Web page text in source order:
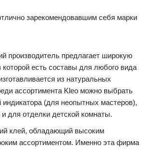
зарекомендовавшим себя марки
производитель предлагает широкую
которой есть составы для любого вида
из натуральных
ассортимента Kleo можно выбрать
индикатора (для неопытных мастеров),
и для отделки детской комнаты.
клей, обладающий высоким
ассортиментом. Именно эта фирма